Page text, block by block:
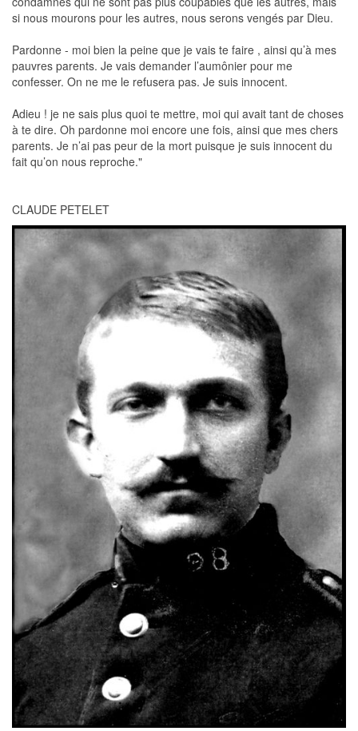
si nous mourons pour les autres, nous serons vengés par Dieu.
Pardonne - moi bien la peine que je vais te faire , ainsi qu’à mes
pauvres parents. Je vais demander l’aumônier pour me
confesser. On ne me le refusera pas. Je suis innocent.
Adieu ! je ne sais plus quoi te mettre, moi qui avait tant de choses
à te dire. Oh pardonne moi encore une fois, ainsi que mes chers
parents. Je n’ai pas peur de la mort puisque je suis innocent du
fait qu’on nous reproche."
CLAUDE PETELET